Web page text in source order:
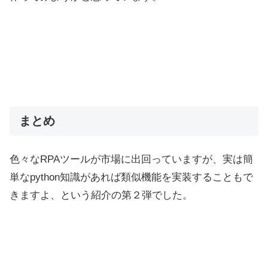
まとめ
色々なRPAツールが市場に出回っていますが、実は簡
単なpython知識があれば類似機能を実装することもで
きますよ、という紹介の第２弾でした。